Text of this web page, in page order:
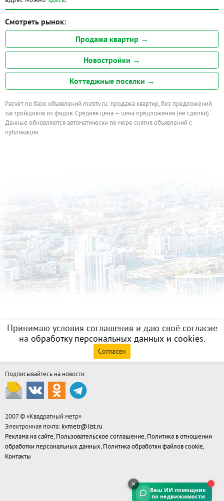
Смотреть рынок:
Продажа квартир →
Новостройки →
Коттеджные поселки →
Расчёт по базе объявлений metrtv.ru: продажа квартир, без предложений
застройщиков из фидов. Средняя цена — цена предложения (не сделки).
Данные обновляются автоматически по мере снятия объявлений с
публикации.
Принимаю условия соглашения и даю своё согласие
на обработку персональных данных и cookies.
Согласен
Подписывайтесь на новости:
2007 © «Квадратный метр»
Электронная почта: kvmetr@list.ru
Реклама на сайте, Пользовательское соглашение, Политика в отношении
обработки персональных данных, Политика обработки файлов cookie,
Контакты
Ваш ИИ помощник
по недвижимости